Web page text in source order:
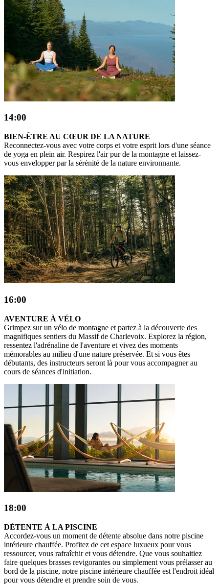
14:00
BIEN-ÊTRE AU CŒUR DE LA NATURE
Reconnectez-vous avec votre corps et votre esprit lors d'une séance
de yoga en plein air. Respirez l'air pur de la montagne et laissez-
vous envelopper par la sérénité de la nature environnante.
16:00
AVENTURE À VÉLO
Grimpez sur un vélo de montagne et partez à la découverte des
magnifiques sentiers du Massif de Charlevoix. Explorez la région,
ressentez l'adrénaline de l'aventure et vivez des moments
mémorables au milieu d'une nature préservée. Et si vous êtes
débutants, des instructeurs seront là pour vous accompagner au
cours de séances d'initiation.
18:00
DÉTENTE À LA PISCINE
Accordez-vous un moment de détente absolue dans notre piscine
intérieure chauffée. Profitez de cet espace luxueux pour vous
ressourcer, vous rafraîchir et vous détendre. Que vous souhaitiez
faire quelques brasses revigorantes ou simplement vous prélasser au
bord de la piscine, notre piscine intérieure chauffée est l'endroit idéal
pour vous détendre et prendre soin de vous.